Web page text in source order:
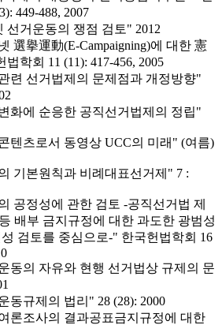
449-488, 2007
선거운동의 쟁점 검토" 2012
選擧運動(E-Campaigning)에 대한 憲
학회 11 (11): 417-456, 2005
련 선거법제의 문제점과 개정방향"
화에 순응한 공직선거법제의 정립"
텐츠로서 동영상 UCC의 미래" (여름)
기본원칙과 비례대표선거제" 7 :
공정성에 관한 검토 -공직선거법 제
배부 금지규정에 대한 과도한 광범성
검토를 중심으로-" 한국헌법학회 16
동의 자유와 현행 선거법상 규제의 문
동규제의 법리" 28 (28): 2000
론조사의 결과공표금지규정에 대한